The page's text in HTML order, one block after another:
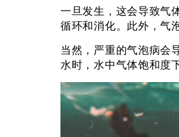
一旦发生，这会导致气
循环和消化。此外，气
当然，严重的气泡病会
水时，水中气体饱和度